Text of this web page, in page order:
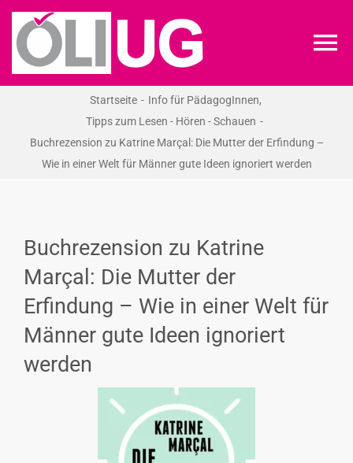
Zum
Inhalt
springen
KREIDEKREIS
VERANSTALTUNGEN
INTERESSENSVERTRETUNG
Startseite
Info für PädagogInnen
Tipps zum Lesen - Hören - Schauen
Buchrezension zu Katrine Marçal: Die Mutter der Erfindung –
Wie in einer Welt für Männer gute Ideen ignoriert werden
Buchrezension zu Katrine
Marçal: Die Mutter der
Erfindung – Wie in einer Welt für
Männer gute Ideen ignoriert
werden